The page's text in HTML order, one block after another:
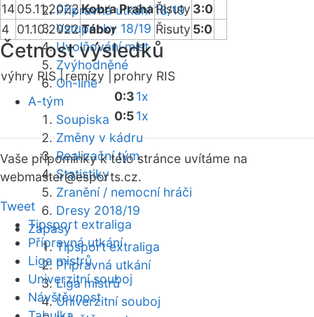
Přípravná utkání 18/19
Vstupenky 18/19
Uvolňování míst
Zvýhodněné
On-line
A-tým
Soupiska
Změny v kádru
Realizační tým
Statistiky
Zranění / nemocní hráči
Dresy 2018/19
Zápasy
Tipsport extraliga
Přípravná utkání
Liga mistrů
Univerzitní souboj
1405.11.2022Kobra PrahaŘisuty 3:0
4 01.10.2022Tábor Řisuty 5:0
Četnost výsledků
výhry RIS |remízy |
prohry RIS
0:31x
0:51x
Vaše připomínky k této stránce uvítáme na
webmaster@esports.cz.
Tweet
Tipsport extraliga
Přípravná utkání
Liga mistrů
Univerzitní souboj
Návštěvnost